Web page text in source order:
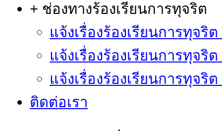
+ ช่องทางร้องเรียนการทุจริต
แจ้งเรื่องร้องเรียนการทุจริ
แจ้งเรื่องร้องเรียนการทุจริ
แจ้งเรื่องร้องเรียนการทุจริ
ติดต่อเรา